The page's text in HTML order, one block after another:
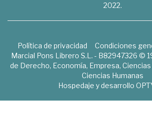
2022.
Política de privacidad Condiciones
Marcial Pons Librero S.L. - B82947326 ©
de Derecho, Economía, Empresa,
Ciencias Humanas
Hospedaje y desarrollo